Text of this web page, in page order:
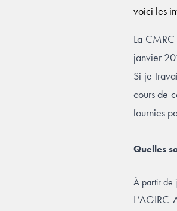
voici les
La
janvier
Si je
cours de
fournies
Quelles
À partir de